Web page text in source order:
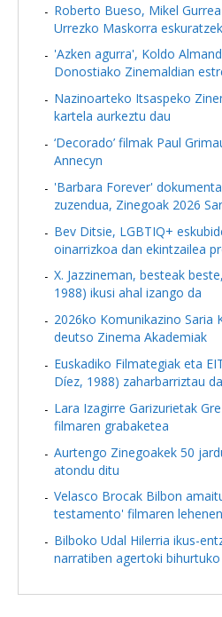
Roberto Bueso, Mikel
Urrezko Maskorra
'Azken agurra', Koldo
Donostiako Zinemaldian
Nazinoarteko Itsaspeko
kartela aurkeztu dau
‘Decorado’ filmak Paul
Annecyn
'Barbara Forever'
zuzendua, Zinegoak 2026
Bev Ditsie, LGBTIQ+
oinarrizkoa dan ekintzailea
X. Jazzineman, besteak
1988) ikusi ahal izango da
2026ko Komunikazino Saria
deutso Zinema Akademiak
Euskadiko Filmategiak eta
Díez, 1988) zaharbarriztau
Lara Izagirre Garizurietak
filmaren grabaketea
Aurtengo Zinegoakek 50
atondu ditu
Velasco Brocak Bilbon
testamento' filmaren
Bilboko Udal Hilerria ikus-
narratiben agertoki